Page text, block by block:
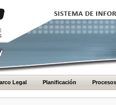
Legal Planificación Procesos